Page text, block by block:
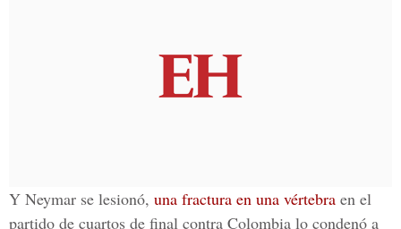
Y Neymar se lesionó, una fractura en una vértebra en el
partido de cuartos de final contra Colombia lo condenó a